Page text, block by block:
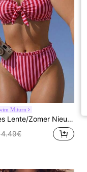
Miturn
Bloemen Kant Strapless Bikini 2-Delige Set, Afneembare Band Vakantie, Resort Wear Strand, Vacationcore